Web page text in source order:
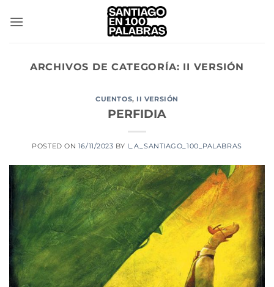
ARCHIVOS DE CATEGORÍA: II VERSIÓN
CUENTOS, II VERSIÓN
PERFIDIA
POSTED ON 16/11/2023 BY I_A_SANTIAGO_100_PALABRAS